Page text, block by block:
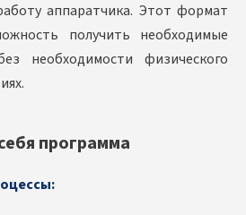
аппаратчика. Этот формат
получить необходимые
необходимости физического
программа